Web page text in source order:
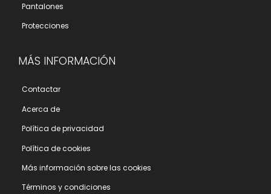
Pantalones
Protecciones
MÁS INFORMACIÓN
Contactar
Acerca de
Polí­tica de privacidad
Polí­tica de cookies
Más información sobre las cookies
Términos y condiciones